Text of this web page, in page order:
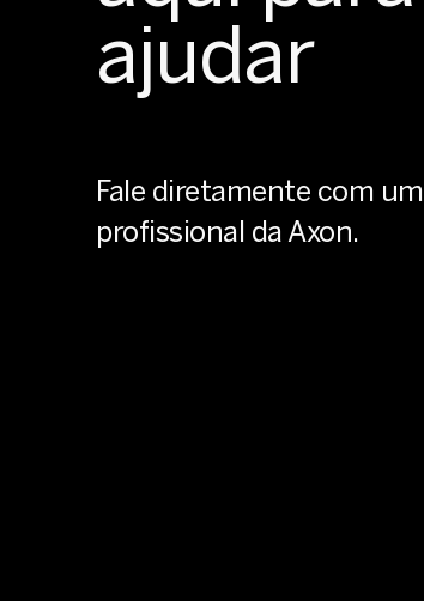
ajudar
Fale diretamente com um
profissional da Axon.